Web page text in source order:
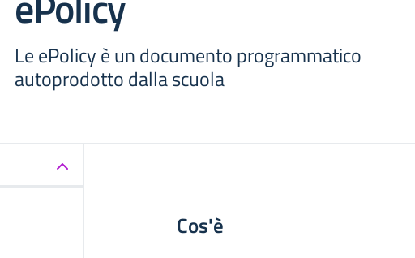
Le ePolicy è un documento programmatico
autoprodotto dalla scuola
Cos'è